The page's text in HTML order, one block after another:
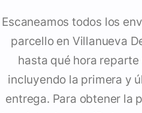
Escaneamos todos los
parcello en Villanueva
hasta qué hora
incluyendo la primera y
entrega. Para obtener la